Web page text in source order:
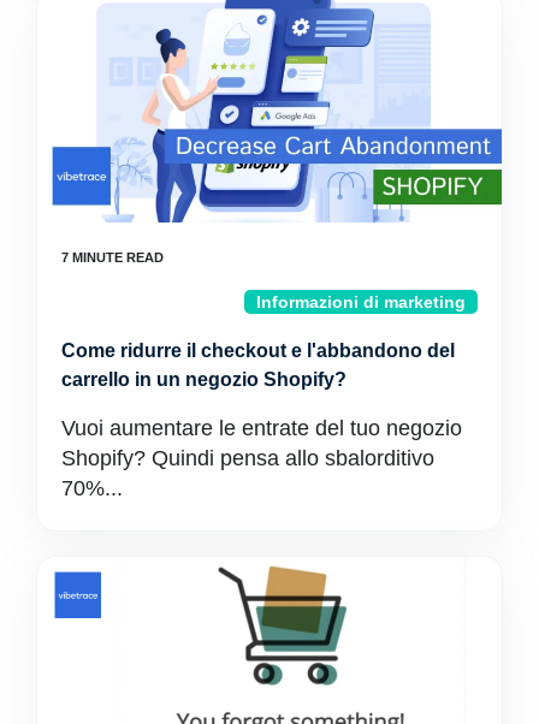
Informazioni di marketing
Come ridurre il checkout e l'abbandono del
carrello in un negozio Shopify?
Vuoi aumentare le entrate del tuo negozio
Shopify? Quindi pensa allo sbalorditivo
70%...